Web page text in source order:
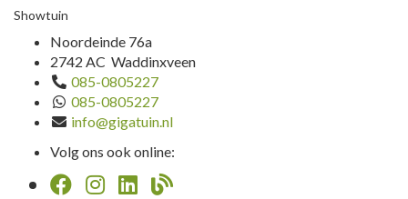
Showtuin
Noordeinde 76a
2742 AC Waddinxveen
085-0805227
085-0805227
info@gigatuin.nl
Volg ons ook online: